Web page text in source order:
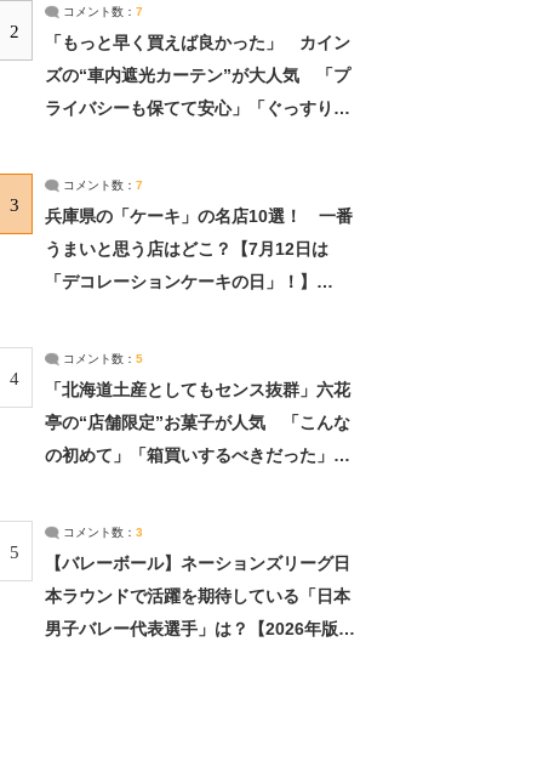
2
コメント数： 7
「もっと早く買えば良かった」 カイン
ズの“車内遮光カーテン”が大人気 「プ
ライバシーも保てて安心」「ぐっすり眠
3
コメント数： 7
兵庫県の「ケーキ」の名店10選！ 一番
うまいと思う店はどこ？【7月12日は
「デコレーションケーキの日」！】
4
コメント数： 5
「北海道土産としてもセンス抜群」六花
亭の“店舗限定”お菓子が人気 「こんな
の初めて」「箱買いするべきだった」
5
コメント数： 3
【バレーボール】ネーションズリーグ日
本ラウンドで活躍を期待している「日本
男子バレー代表選手」は？【2026年版・